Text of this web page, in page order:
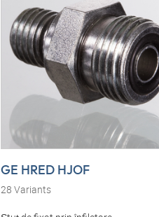
GE HRED HJOF
28 Variants